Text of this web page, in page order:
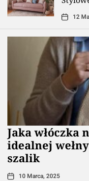
12
Jaka włóczka
idealnej
szalik
10 Marca, 2025